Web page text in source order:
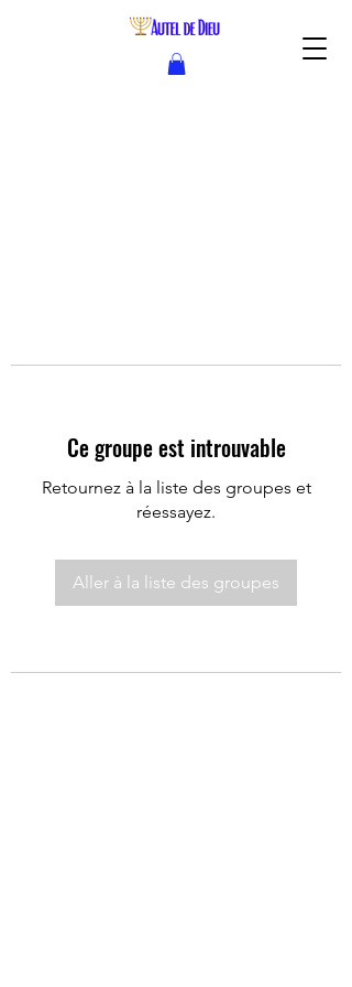
Ce groupe est introuvable
Retournez à la liste des groupes et
réessayez.
Aller à la liste des groupes